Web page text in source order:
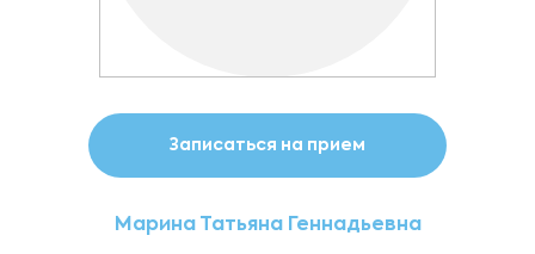
Записаться на прием
Марина Татьяна Геннадьевна